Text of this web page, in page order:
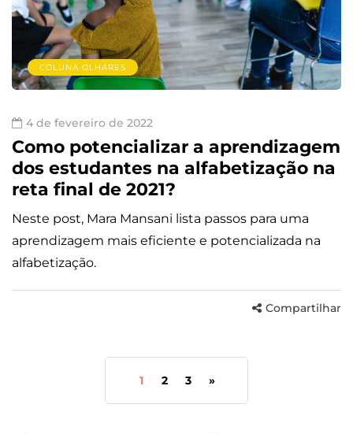
COLUNA OLHARES
4 de fevereiro de 2022
Como potencializar a aprendizagem
dos estudantes na alfabetização na
reta final de 2021?
Neste post, Mara Mansani lista passos para uma
aprendizagem mais eficiente e potencializada na
alfabetização.
Compartilhar
1 2 3 »